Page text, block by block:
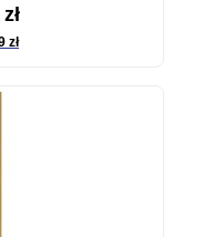
złAktualna
cena
zł